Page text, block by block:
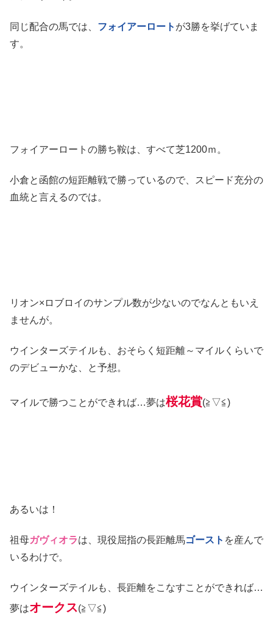
同じ配合の馬では、 フォイアーロート が3勝を挙げていま
す。
フォイアーロートの勝ち鞍は、すべて芝1200ｍ。
小倉と函館の短距離戦で勝っているので、スピード充分の
血統と言えるのでは。
リオン×ロブロイのサンプル数が少ないのでなんともいえ
ませんが。
ウインターズテイルも、おそらく短距離～マイルくらいで
のデビューかな、と予想。
マイルで勝つことができれば…夢は桜花賞(≧▽≦)
あるいは！
祖母ガヴィオラは、現役屈指の長距離馬ゴースト を産んで
いるわけで。
ウインターズテイルも、長距離をこなすことができれば…
夢はオークス(≧▽≦)